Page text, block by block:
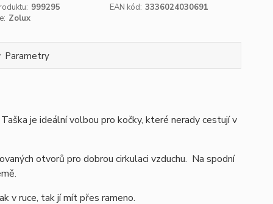
999295 EAN kód: 3336024030691
Zolux
Parametry
Taška je ideální volbou pro kočky, které nerady cestují v
otvorů pro dobrou cirkulaci vzduchu. Na spodní
v ruce, tak jí mít přes rameno.